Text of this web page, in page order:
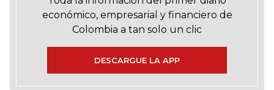
económico, empresarial y financiero de
Colombia a tan solo un clic
DESCARGUE LA APP